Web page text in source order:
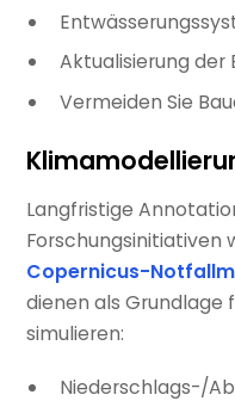
Aktualisierung der
Vermeiden Sie
Langfristige
Forschungsinitiativen
Copernicus-
dienen als Grundlage
simulieren:
Niederschlags-/